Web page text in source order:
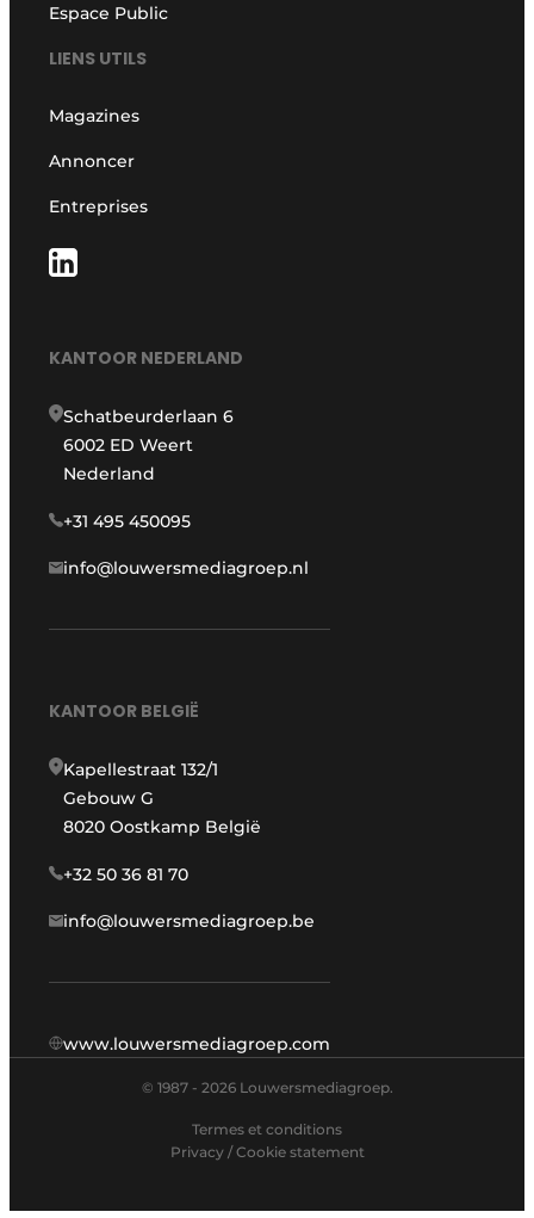
Espace Public
LIENS UTILS
Magazines
Annoncer
Entreprises
KANTOOR NEDERLAND
Schatbeurderlaan 6
6002 ED Weert
Nederland
+31 495 450095
info@louwersmediagroep.nl
KANTOOR BELGIË
Kapellestraat 132/1
Gebouw G
8020 Oostkamp België
+32 50 36 81 70
info@louwersmediagroep.be
www.louwersmediagroep.com
© 1987 - 2026 Louwersmediagroep.
Termes et conditions
Privacy / Cookie statement